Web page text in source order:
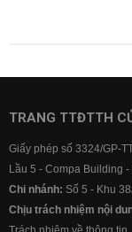
TRANG TTĐTTH
Giấy phép số 3324/GP-
Lầu 5 - Compa Building
Chi nhánh: Số 5 - Khu
Chịu trách nhiệm nội